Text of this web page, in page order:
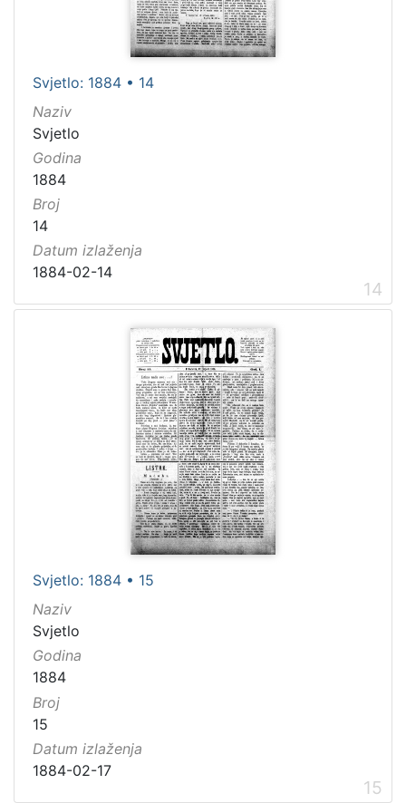
Svjetlo: 1884 • 14
Naziv
Svjetlo
Godina
1884
Broj
14
Datum izlaženja
1884-02-14
14
Svjetlo: 1884 • 15
Naziv
Svjetlo
Godina
1884
Broj
15
Datum izlaženja
1884-02-17
15